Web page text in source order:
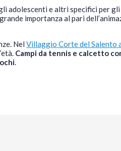
adolescenti e altri specifici per
importanza al pari
Nel Villaggio Corte del Salento
Campi da tennis e calcetto
.